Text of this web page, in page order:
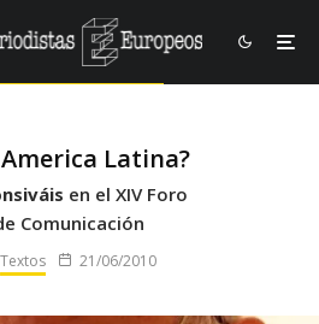
Latina?
en el XIV Foro
Comunicación
Textos 21/06/2010